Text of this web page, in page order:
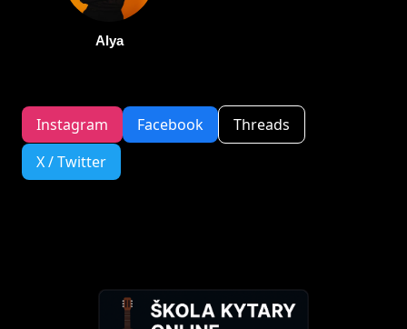
Alya
Instagram Facebook
Threads
X / Twitter